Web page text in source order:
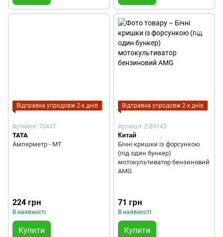
Відправка упродовж 2-х днів
Артикул: 7044T
TATA
Амперметр - МТ
224 грн
В наявності
Купити
Відправка упродовж 2-х днів
Артикул: Z-89143
Китай
Бічні кришки із форсункою
(під один бункер)
мотокультиватор бензиновий
AMG
71 грн
В наявності
Купити